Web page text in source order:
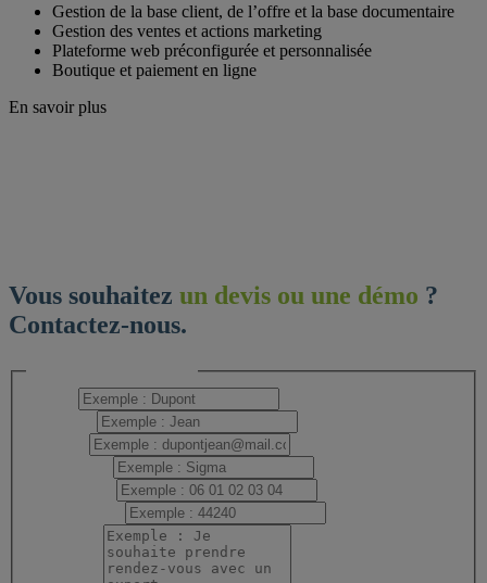
Gestion de la base client, de l’offre et la base documentaire
Gestion des ventes et actions marketing
Plateforme web préconfigurée et personnalisée
Boutique et paiement en ligne
En savoir plus
Vous souhaitez un devis ou une démo ?
Contactez-nous.